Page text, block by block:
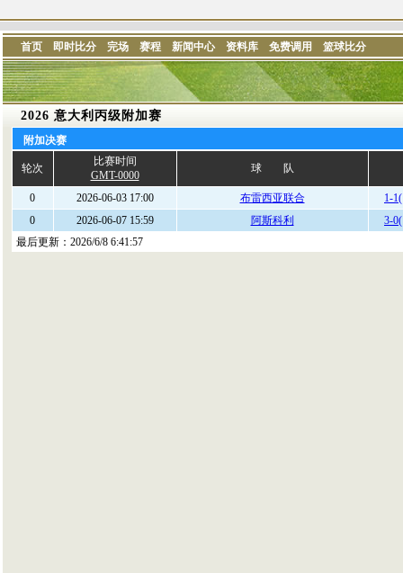
首页 即时比分 完场 赛程 新闻中心 资料库 免费调用 篮球比分
2026 意大利丙级附加赛
附加决赛
轮次
比赛时间
GMT-0000
球 队
0 2026-06-03 17:00 布雷西亚联合
1-
0
2026-06-07 15:59 阿斯科利
3-
最后更新： 2026/6/8 6:41:57